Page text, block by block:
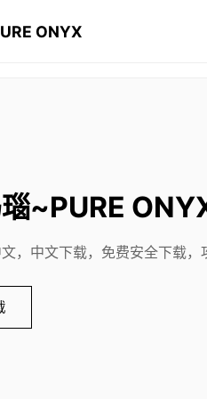
ONYX
~PURE
，中文下载，免费安全下载，